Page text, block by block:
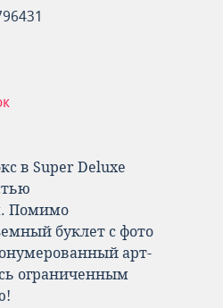
в Super Deluxe
Помимо
буклет с фото
арт-
ограниченным